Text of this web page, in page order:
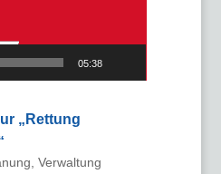
05:38
„Rettung
Verwaltung